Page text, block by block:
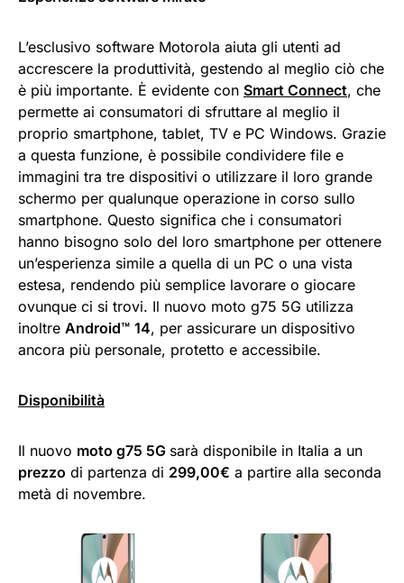
L’esclusivo software Motorola aiuta gli utenti ad
accrescere la produttività, gestendo al meglio ciò che
è più importante. È evidente con Smart Connect, che
permette ai consumatori di sfruttare al meglio il
proprio smartphone, tablet, TV e PC Windows. Grazie
a questa funzione, è possibile condividere file e
immagini tra tre dispositivi o utilizzare il loro grande
schermo per qualunque operazione in corso sullo
smartphone. Questo significa che i consumatori
hanno bisogno solo del loro smartphone per ottenere
un’esperienza simile a quella di un PC o una vista
estesa, rendendo più semplice lavorare o giocare
ovunque ci si trovi. Il nuovo moto g75 5G utilizza
inoltre Android™ 14, per assicurare un dispositivo
ancora più personale, protetto e accessibile.
Disponibilità
Il nuovo moto g75 5G sarà disponibile in Italia a un
prezzo di partenza di 299,00€ a partire alla seconda
metà di novembre.